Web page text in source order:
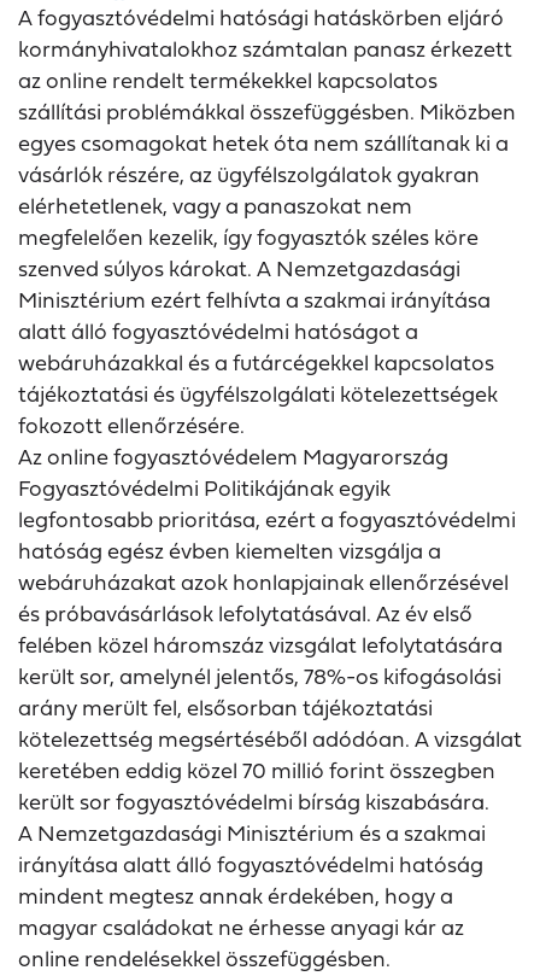
A fogyasztóvédelmi hatósági hatáskörben eljáró
kormányhivatalokhoz számtalan panasz érkezett
az online rendelt termékekkel kapcsolatos
szállítási problémákkal összefüggésben. Miközben
egyes csomagokat hetek óta nem szállítanak ki a
vásárlók részére, az ügyfélszolgálatok gyakran
elérhetetlenek, vagy a panaszokat nem
megfelelően kezelik, így fogyasztók széles köre
szenved súlyos károkat. A Nemzetgazdasági
Minisztérium ezért felhívta a szakmai irányítása
alatt álló fogyasztóvédelmi hatóságot a
webáruházakkal és a futárcégekkel kapcsolatos
tájékoztatási és ügyfélszolgálati kötelezettségek
fokozott ellenőrzésére.
Az online fogyasztóvédelem Magyarország
Fogyasztóvédelmi Politikájának egyik
legfontosabb prioritása, ezért a fogyasztóvédelmi
hatóság egész évben kiemelten vizsgálja a
webáruházakat azok honlapjainak ellenőrzésével
és próbavásárlások lefolytatásával. Az év első
felében közel háromszáz vizsgálat lefolytatására
került sor, amelynél jelentős, 78%-os kifogásolási
arány merült fel, elsősorban tájékoztatási
kötelezettség megsértéséből adódóan. A vizsgálat
keretében eddig közel 70 millió forint összegben
került sor fogyasztóvédelmi bírság kiszabására.
A Nemzetgazdasági Minisztérium és a szakmai
irányítása alatt álló fogyasztóvédelmi hatóság
mindent megtesz annak érdekében, hogy a
magyar családokat ne érhesse anyagi kár az
online rendelésekkel összefüggésben.